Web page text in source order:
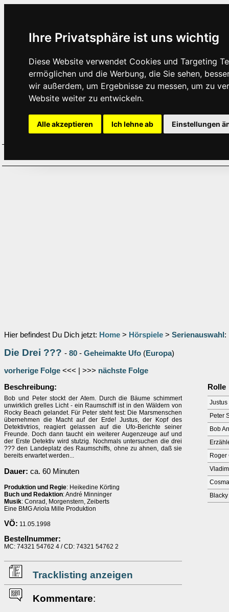
Ihre Privatsphäre ist uns wichtig
Diese Website verwendet Cookies und Targeting
ermöglichen und die Werbung, die Sie sehen,
wir außerdem, um Ergebnisse zu messen, um zu
Website weiter zu entwickeln.
Alle akzeptieren Ich lehne ab Einstellungen
Hier befindest Du Dich jetzt: Home > Hörspiele > Serienauswahl :
Die Drei ??? - 80 - Geheimakte Ufo (Europa)
vorherige Folge <<< | >>> nächste Folge
Beschreibung:
Bob und Peter stockt der Atem. Durch die Bäume schimmert
unwirklich grelles Licht - ein Raumschiff ist in den Wäldern von
Rocky Beach gelandet. Für Peter steht fest: Die Marsmenschen
übernehmen die Macht auf der Erde! Justus, der Kopf des
Detektivtrios, reagiert gelassen auf die Ufo-Berichte seiner
Freunde. Doch dann taucht ein weiterer Augenzeuge auf und
der Erste Detektiv wird stutzig. Nochmals untersuchen die drei
??? den Landeplatz des Raumschiffs, ohne zu ahnen, daß sie
bereits erwartet werden...
Dauer: ca. 60 Minuten
Produktion und Regie: Heikedine Körting
Buch und Redaktion: André Minninger
Musik: Conrad, Morgenstern, Zeiberts
Eine BMG Ariola Mille Produktion
VÖ: 11.05.1998
Bestellnummer:
MC: 74321 54762 4 / CD: 74321 54762 2
Tracklisting anzeigen
Kommentare:
Rolle
Justus
Peter
Bob
Roger
Cosma
Blacky